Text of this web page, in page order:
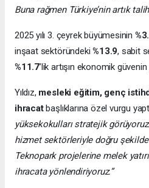
Buna rağmen Türkiye’nin artık
2025 yılı 3. çeyrek büyümesinin
inşaat sektöründeki%13.9, sabit
%11.7’lik artışın ekonomik
Yıldız, mesleki eğitim, genç
ihracatbaşlıklarına özel vurgu
yüksekokulları stratejik
hizmet sektörleriyle doğru
Teknopark projelerine melek
ihracata yönlendiriyoruz.”